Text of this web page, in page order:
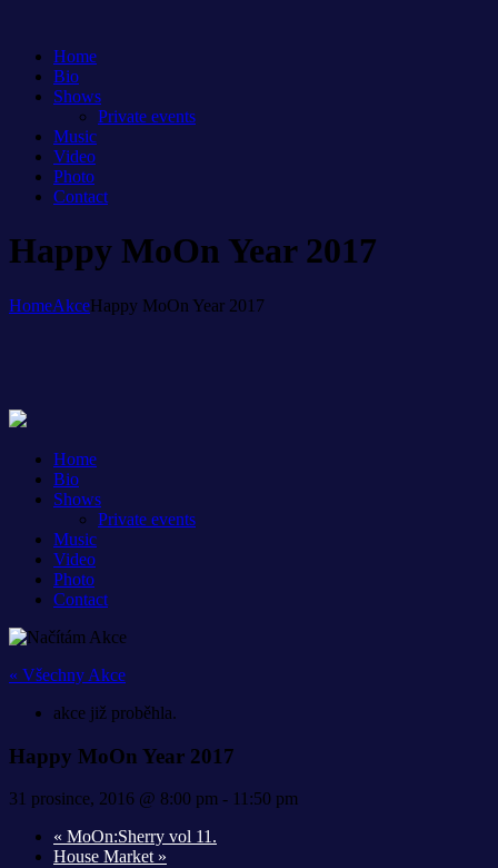
Home
Bio
Shows
Private events
Music
Video
Photo
Contact
Happy MoOn Year 2017
HomeAkceHappy MoOn Year 2017
Home
Bio
Shows
Private events
Music
Video
Photo
Contact
« Všechny Akce
akce již proběhla.
Happy MoOn Year 2017
31 prosince, 2016 @ 8:00 pm - 11:50 pm
« MoOn:Sherry vol 11.
House Market »